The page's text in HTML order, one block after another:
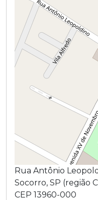
Rua Antônio
Socorro, SP (região
CEP 13960-000